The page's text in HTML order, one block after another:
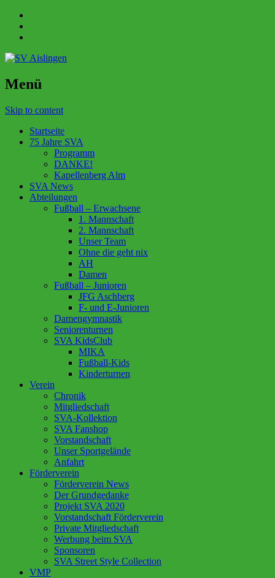
Menü
Skip to content
Startseite
75 Jahre SVA
Programm
DANKE!
Kapellenberg Alm
SVA News
Abteilungen
Fußball – Erwachsene
1. Mannschaft
2. Mannschaft
Unser Team
Ohne die geht nix
AH
Damen
Fußball – Junioren
JFG Aschberg
F- und E-Junioren
Damengymnastik
Seniorenturnen
SVA KidsClub
MIKA
Fußball-Kids
Kinderturnen
Verein
Chronik
Mitgliedschaft
SVA-Kollektion
SVA Fanshop
Vorstandschaft
Unser Sportgelände
Anfahrt
Förderverein
Förderverein News
Der Grundgedanke
Projekt SVA 2020
Vorstandschaft Förderverein
Private Mitgliedschaft
Werbung beim SVA
Sponsoren
SVA Street Style Collection
VMP